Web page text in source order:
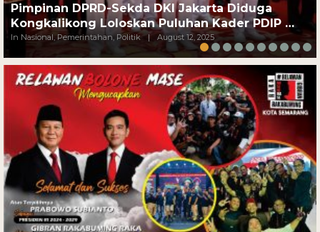
Pimpinan DPRD-Sekda DKI Jakarta Diduga
Kongkalikong Loloskan Puluhan Kader PDIP …
In Nasional, Pemerintahan, Politik | August 12, 2025